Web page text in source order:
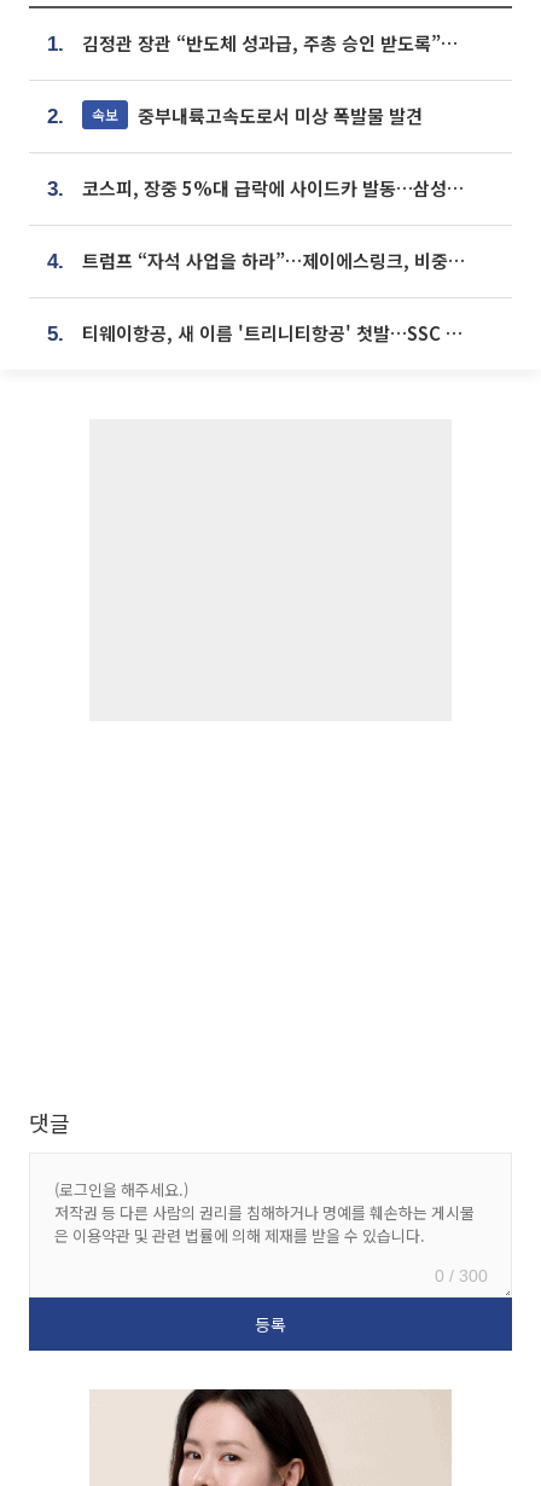
1. 김정관 장관 “반도체 성과급, 주총 승인 받도록”…상법·자본시장법 개정 시사
2. 속보 중부내륙고속도로서 미상 폭발물 발견
3. 코스피, 장중 5%대 급락에 사이드카 발동…삼성·SK 동반 폭락
4. 트럼프 “자석 사업을 하라”…제이에스링크, 비중국 영구자석 공급망 구축 속도
5. 티웨이항공, 새 이름 '트리니티항공' 첫발…SSC 전략 본격화
댓글
0 / 300